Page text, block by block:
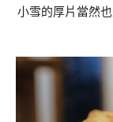
小雪的厚片當然